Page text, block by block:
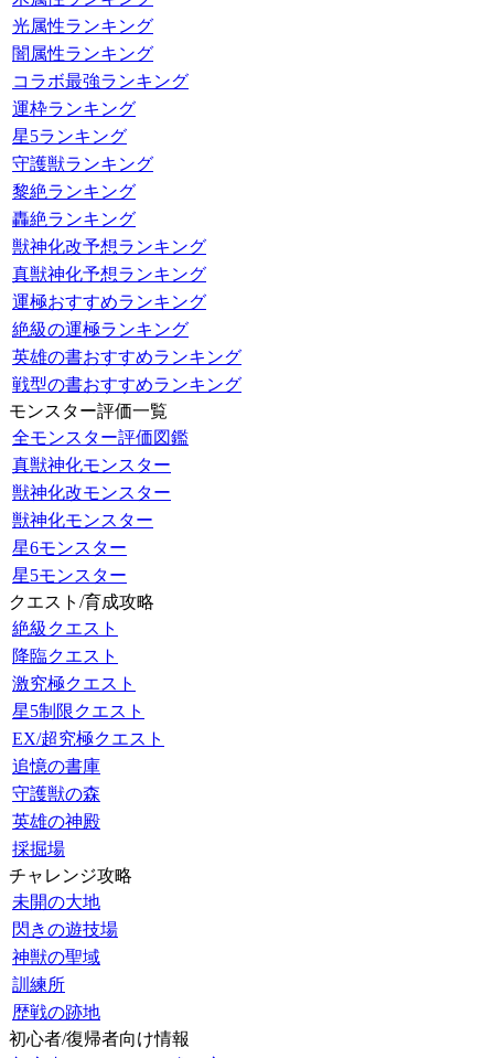
光属性ランキング
闇属性ランキング
コラボ最強ランキング
運枠ランキング
星5ランキング
守護獣ランキング
黎絶ランキング
轟絶ランキング
獣神化改予想ランキング
真獣神化予想ランキング
運極おすすめランキング
絶級の運極ランキング
英雄の書おすすめランキング
戦型の書おすすめランキング
モンスター評価一覧
全モンスター評価図鑑
真獣神化モンスター
獣神化改モンスター
獣神化モンスター
星6モンスター
星5モンスター
クエスト/育成攻略
絶級クエスト
降臨クエスト
激究極クエスト
星5制限クエスト
EX/超究極クエスト
追憶の書庫
守護獣の森
英雄の神殿
採掘場
チャレンジ攻略
未開の大地
閃きの遊技場
神獣の聖域
訓練所
歴戦の跡地
初心者/復帰者向け情報